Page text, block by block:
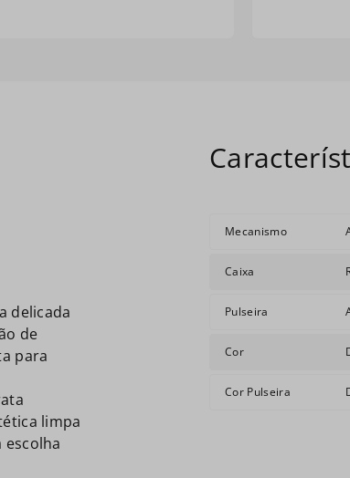
delicada
de
para
limpa
Mecanismo
Caixa
Pulseira
Cor
Cor Pulseira